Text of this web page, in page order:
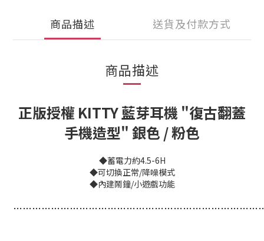
商品描述 送貨及付款方式
商品描述
正版授權 KITTY 藍芽耳機 "復古翻蓋
手機造型" 銀色 / 粉色
◆蓄電力約4.5-6H
◆可切換正常/降噪模式
◆內建鬧鐘/小遊戲功能
……………………………………………………………………